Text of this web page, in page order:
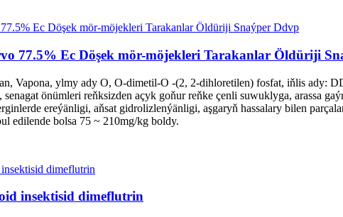
77.5% Ec Döşek mör-möjekleri Tarakanlar Öldüriji
Vapona, ylmy ady O, O-dimetil-O -(2, 2-dihloretilen) fosfat, iňlis ady:
önümleri reňksizden açyk goňur reňke çenli suwuklyga, arassa
ereýänligi, aňsat gidrolizlenýänligi, aşgaryň hassalary bilen
edilende bolsa 75 ~ 210mg/kg boldy.
insektisid dimeflutrin